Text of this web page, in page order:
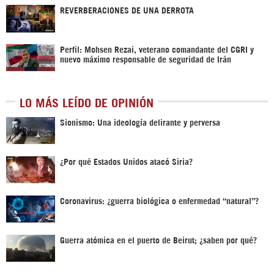
REVERBERACIONES DE UNA DERROTA
Perfil: Mohsen Rezai, veterano comandante del CGRI y
nuevo máximo responsable de seguridad de Irán
LO MÁS LEÍDO DE OPINIÓN
Sionismo: Una ideología delirante y perversa
¿Por qué Estados Unidos atacó Siria?
Coronavirus: ¿guerra biológica o enfermedad “natural”?
Guerra atómica en el puerto de Beirut; ¿saben por qué?